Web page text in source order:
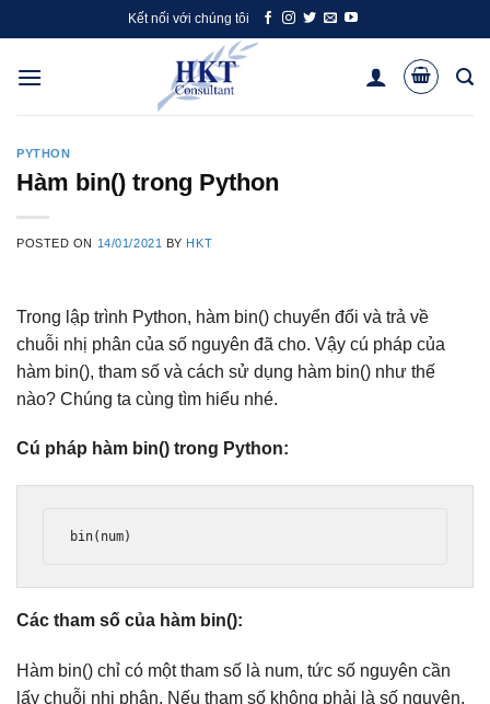
to
content
Kết nối với chúng tôi
PYTHON
Hàm bin() trong Python
POSTED ON 14/01/2021 BY HKT
Trong lập trình Python, hàm bin() chuyển đổi và trả về
chuỗi nhị phân của số nguyên đã cho. Vậy cú pháp của
hàm bin(), tham số và cách sử dụng hàm bin() như thế
nào? Chúng ta cùng tìm hiểu nhé.
Cú pháp hàm bin() trong Python:
bin( num)
Các tham số của hàm bin():
Hàm bin() chỉ có một tham số là num, tức số nguyên cần
lấy chuỗi nhị phân. Nếu tham số không phải là số nguyên,